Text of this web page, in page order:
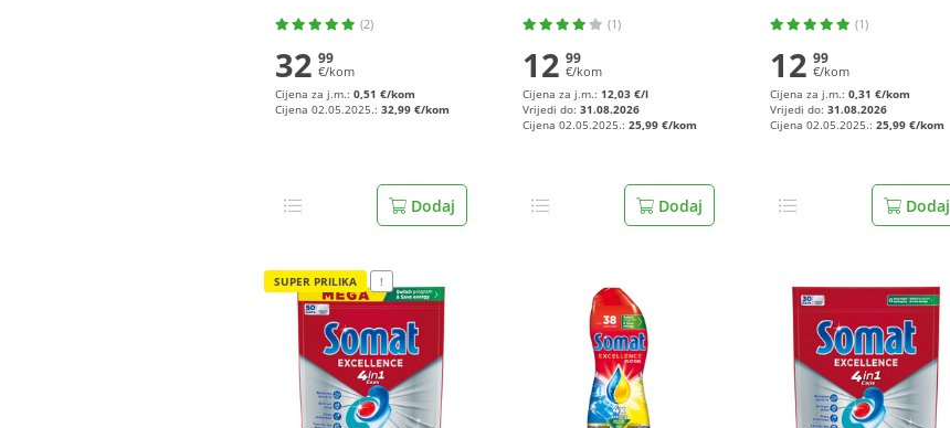
(2)
32 99
€/kom
Cijena za j.m.: 0,51 €/kom
Cijena 02.05.2025.: 32,99 €/kom
Dodaj
(1)
12 99
€/kom
Cijena za j.m.: 12,03 €/l
Vrijedi do: 31.08.2026
Cijena 02.05.2025.: 25,99 €/kom
Dodaj
(1)
12 99
€/kom
Cijena za j.m.: 0,31 €/kom
Vrijedi do: 31.08.2026
Cijena 02.05.2025.: 25,99 €/kom
Dodaj
SUPER PRILIKA !